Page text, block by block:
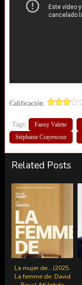
Calificación:
Tags: Fanny Valette
Stéphanie Crayencour
Related Posts
La mujer de… (2025.
La femme de. David